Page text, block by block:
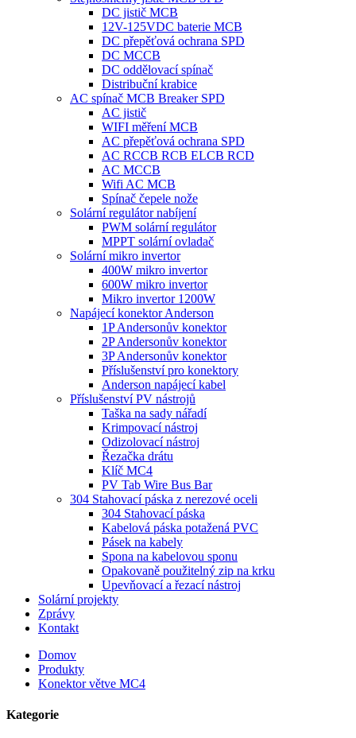
DC jistič MCB
12V-125VDC baterie MCB
DC přepěťová ochrana SPD
DC MCCB
DC oddělovací spínač
Distribuční krabice
AC spínač MCB Breaker SPD
AC jistič
WIFI měření MCB
AC přepěťová ochrana SPD
AC RCCB RCB ELCB RCD
AC MCCB
Wifi AC MCB
Spínač čepele nože
Solární regulátor nabíjení
PWM solární regulátor
MPPT solární ovladač
Solární mikro invertor
400W mikro invertor
600W mikro invertor
Mikro invertor 1200W
Napájecí konektor Anderson
1P Andersonův konektor
2P Andersonův konektor
3P Andersonův konektor
Příslušenství pro konektory
Anderson napájecí kabel
Příslušenství PV nástrojů
Taška na sady nářadí
Krimpovací nástroj
Odizolovací nástroj
Řezačka drátu
Klíč MC4
PV Tab Wire Bus Bar
304 Stahovací páska z nerezové oceli
304 Stahovací páska
Kabelová páska potažená PVC
Pásek na kabely
Spona na kabelovou sponu
Opakovaně použitelný zip na krku
Upevňovací a řezací nástroj
Solární projekty
Zprávy
Kontakt
Domov
Produkty
Konektor větve MC4
Kategorie